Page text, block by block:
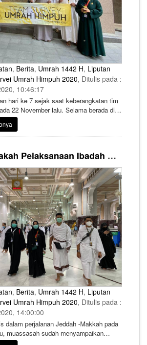
akhir usia ini.
, Berita, Umrah 1442 H, Liputan
Umrah Himpuh 2020, Ditulis pada :
10:46:17
hari ke 7 sejak saat keberangkatan tim
22 November lalu. Selama berada di
pengalaman yang luar biasa
peraturan terkait pandemi Covid-19,
terbayangkan sebelumnya. Peraturan
Kementerian Haji dan Umrah Arab
perbaikan-perbaikan hingga
ada lagi kekhawatiran adanya
19 yang dibawa oleh jamaah dari luar
Seketat Apakah Pelaksanaan Ibadah Umrah di dalam Masjidil Haram?
, Berita, Umrah 1442 H, Liputan
Umrah Himpuh 2020, Ditulis pada :
14:00:00
dalam perjalanan Jeddah -Makkah pada
muassasah sudah menyampaikan
ibadah Umrah untuk seluruh